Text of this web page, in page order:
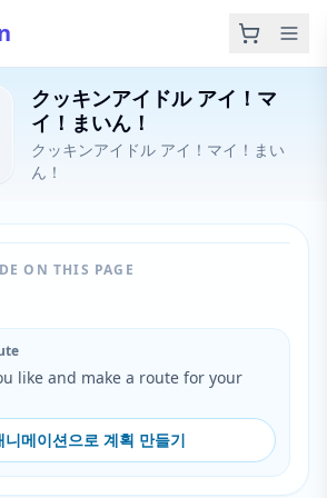
クッキンアイドル アイ！マ
イ！まいん！
クッキンアイドル アイ！マイ！まい
ん！
ON THIS PAGE
like and make a route for your
니메이션으로 계획 만들기